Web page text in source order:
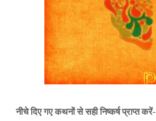
नीचे दिए गए कथनों से सही निष्कर्ष प्राप्त करें-